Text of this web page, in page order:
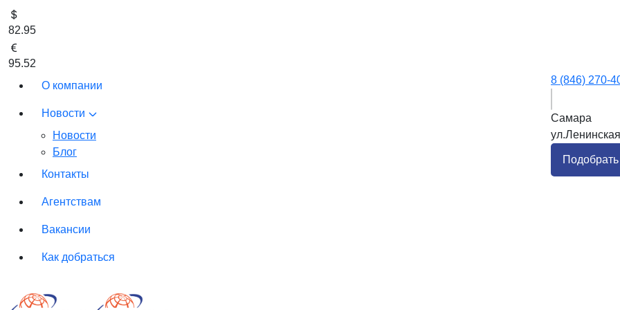
82.95
95.52
О компании
Новости
Новости
Блог
Контакты
Агентствам
Вакансии
Как добраться
8 (846) 270-
Самара
Подобрать